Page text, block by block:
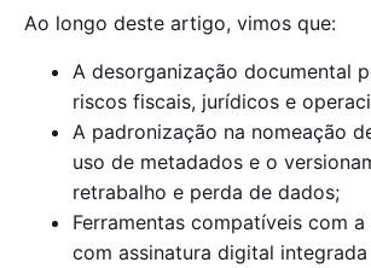
Ao longo deste artigo, vimos que:
A desorganização documental
riscos fiscais, jurídicos e
A padronização na nomeação
uso de metadados e o
retrabalho e perda de dados;
Ferramentas compatíveis com a
com assinatura digital